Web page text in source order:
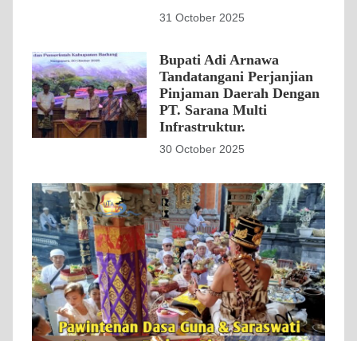
31 October 2025
Bupati Adi Arnawa
Tandatangani Perjanjian
Pinjaman Daerah Dengan
PT. Sarana Multi
Infrastruktur.
30 October 2025